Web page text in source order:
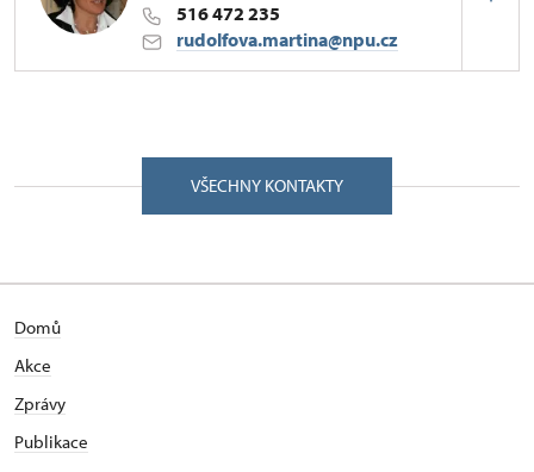
516 472 235
rudolfova.martina@npu.cz
Vystudovala historii a dějiny umění Filozofické
Státního zámku Lysice. Památkový objekt, od roku
díky dlouholeté praxi je členkou poradní
VŠECHNY KONTAKTY
Domů
Akce
Zprávy
Publikace